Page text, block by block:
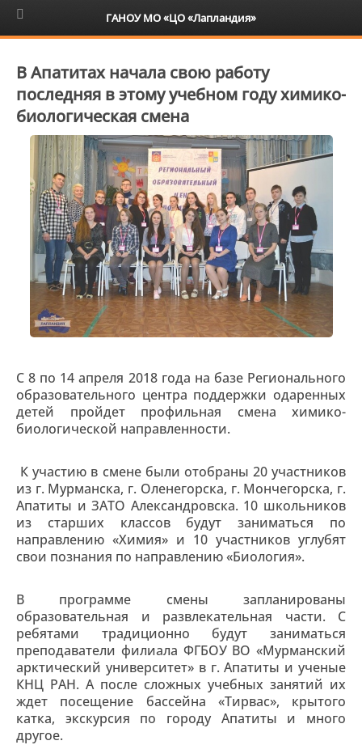
6+
В Апатитах начала свою работу
последняя в этому учебном году химико-
биологическая смена
С 8 по 14 апреля 2018 года на базе Регионального
образовательного центра поддержки одаренных
детей пройдет профильная смена химико-
биологической направленности.
К участию в смене были отобраны 20 участников
из г. Мурманска, г. Оленегорска, г. Мончегорска, г.
Апатиты и ЗАТО Александровска. 10 школьников
из старших классов будут заниматься по
направлению «Химия» и 10 участников углубят
свои познания по направлению «Биология».
В программе смены запланированы
образовательная и развлекательная части. С
ребятами традиционно будут заниматься
преподаватели филиала ФГБОУ ВО «Мурманский
арктический университет» в г. Апатиты и ученые
КНЦ РАН. А после сложных учебных занятий их
ждет посещение бассейна «Тирвас», крытого
катка, экскурсия по городу Апатиты и много
другое.
ГАНОУ МО «ЦО «Лапландия»